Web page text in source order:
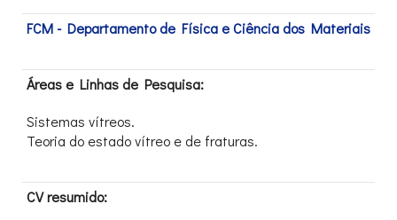
FCM - Departamento de Física e Ciência dos Materiais
Áreas e Linhas de Pesquisa:
Sistemas vítreos.
Teoria do estado vítreo e de fraturas.
CV resumido: